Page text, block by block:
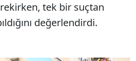
tek bir suçtan
değerlendirdi.